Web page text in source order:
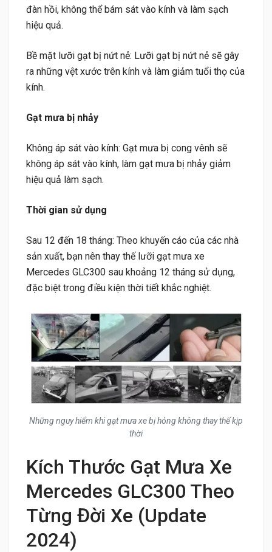
đàn hồi, không thể bám sát vào kính và làm sạch
hiệu quả.
Bề mặt lưỡi gạt bị nứt nẻ: Lưỡi gạt bị nứt nẻ sẽ gây
ra những vệt xước trên kính và làm giảm tuổi thọ của
kính.
Gạt mưa bị nhảy
Không áp sát vào kính: Gạt mưa bị cong vênh sẽ
không áp sát vào kính, làm gạt mưa bị nhảy giảm
hiệu quả làm sạch.
Thời gian sử dụng
Sau 12 đến 18 tháng: Theo khuyến cáo của các nhà
sản xuất, bạn nên thay thế lưỡi gạt mưa xe
Mercedes GLC300 sau khoảng 12 tháng sử dụng,
đặc biệt trong điều kiện thời tiết khắc nghiệt.
Những nguy hiểm khi gạt mưa xe bị hỏng không thay thế kịp
thời
Kích Thước Gạt Mưa Xe
Mercedes GLC300 Theo
Từng Đời Xe (Update
2024)